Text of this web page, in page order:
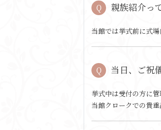
親族紹介っ
当館では挙式前に式
当日、ご祝
挙式中は受付の方に
当館クロークでの貴